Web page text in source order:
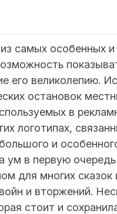
самых особенных
его великолепию.
остановок
в
логотипах,
и
ум в первую
для многих сказок
и вторжений.
стоит и